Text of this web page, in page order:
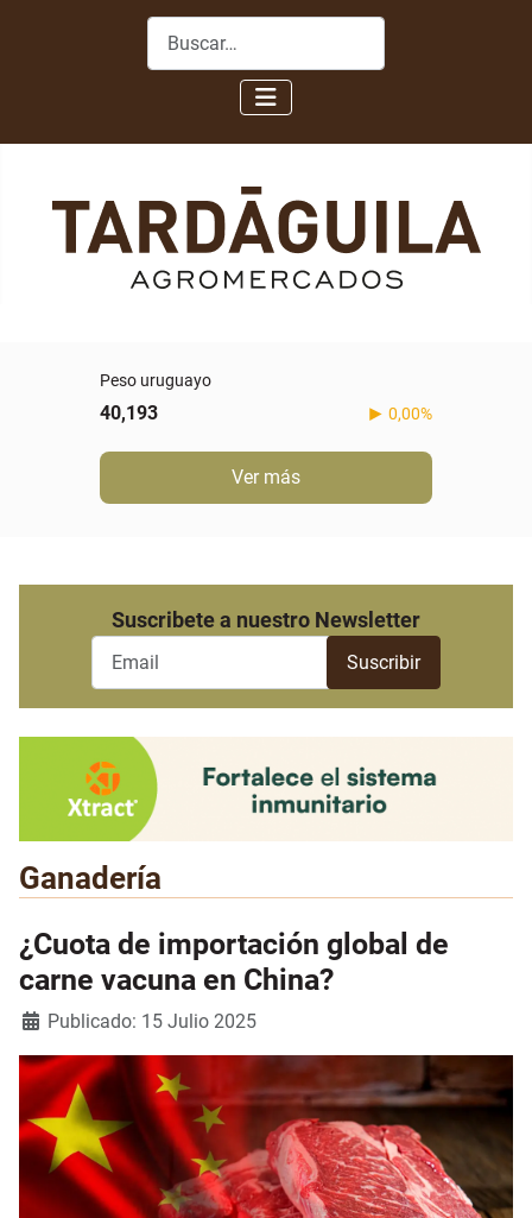
Buscar
Peso uruguayo
40,193 0,00%
Ver más
Suscribete a nuestro Newsletter
Ganadería
¿Cuota de importación global de
carne vacuna en China?
Detalles
Publicado: 15 Julio 2025